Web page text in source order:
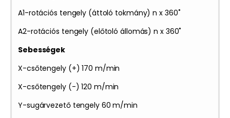
A1-rotációs tengely (áttoló tokmány) n x 360˚
A2-rotációs tengely (előtoló állomás) n x 360˚
Sebességek
X-csőtengely (+) 170 m/min
X-csőtengely (-) 120 m/min
Y-sugárvezető tengely 60 m/min